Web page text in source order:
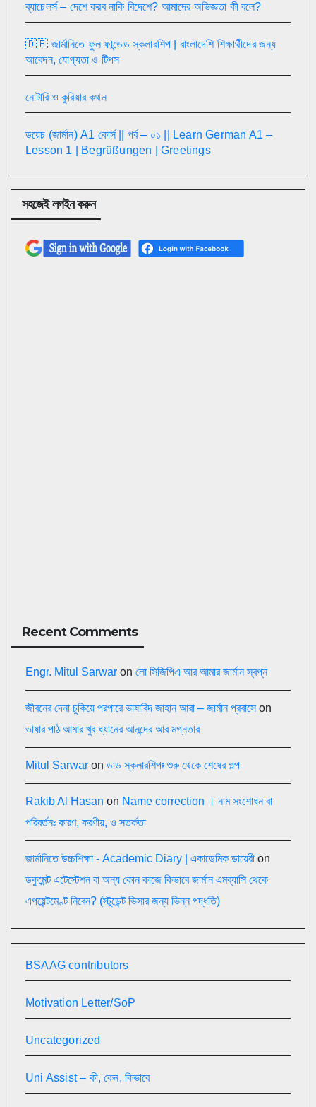
ব্যাচেলর্স – দেশে করব নাকি বিদেশে? আমাদের অভিজ্ঞতা কী বলে?
🇩🇪 জার্মানিতে ফুল ফান্ডেড স্কলারশিপ | বাংলাদেশি শিক্ষার্থীদের জন্য
আবেদন, যোগ্যতা ও টিপস
নোটারি ও কুরিয়ার কথন
ডয়েচ (জার্মান) A1 কোর্স || পর্ব – ০১ || Learn German A1 –
Lesson 1 | Begrüßungen | Greetings
সহজেই লগইন করুন
Recent Comments
Engr. Mitul Sarwar on লো সিজিপিএ আর আমার জার্মান স্বপ্ন
জীবনের দেনা চুকিয়ে পরপারে ভাষাবিদ জাহান আরা – জার্মান প্রবাসেon
ভাষার পাঠ আমার খুব ধ্যানের আনন্দের আর মগ্নতার
Mitul Sarwar on ডাড স্কলারশিপঃ শুরু থেকে শেষের গল্প
Rakib Al Hasan on Name correction । নাম সংশোধন বা
পরিবর্তনঃ কারণ, করণীয়, ও সতর্কতা
জার্মানিতে উচ্চশিক্ষা - Academic Diary | একাডেমিক ডায়েরী on
ডকুমেন্ট এটেস্টেশন বা অন্য কোন কাজে কিভাবে জার্মান এমব্যাসি থেকে
এপয়েন্টমেণ্ট নিবেন? (স্টুডেন্ট ভিসার জন্য ভিন্ন পদ্ধতি)
BSAAG contributors
Motivation Letter/SoP
Uncategorized
Uni Assist – কী, কেন, কিভাবে